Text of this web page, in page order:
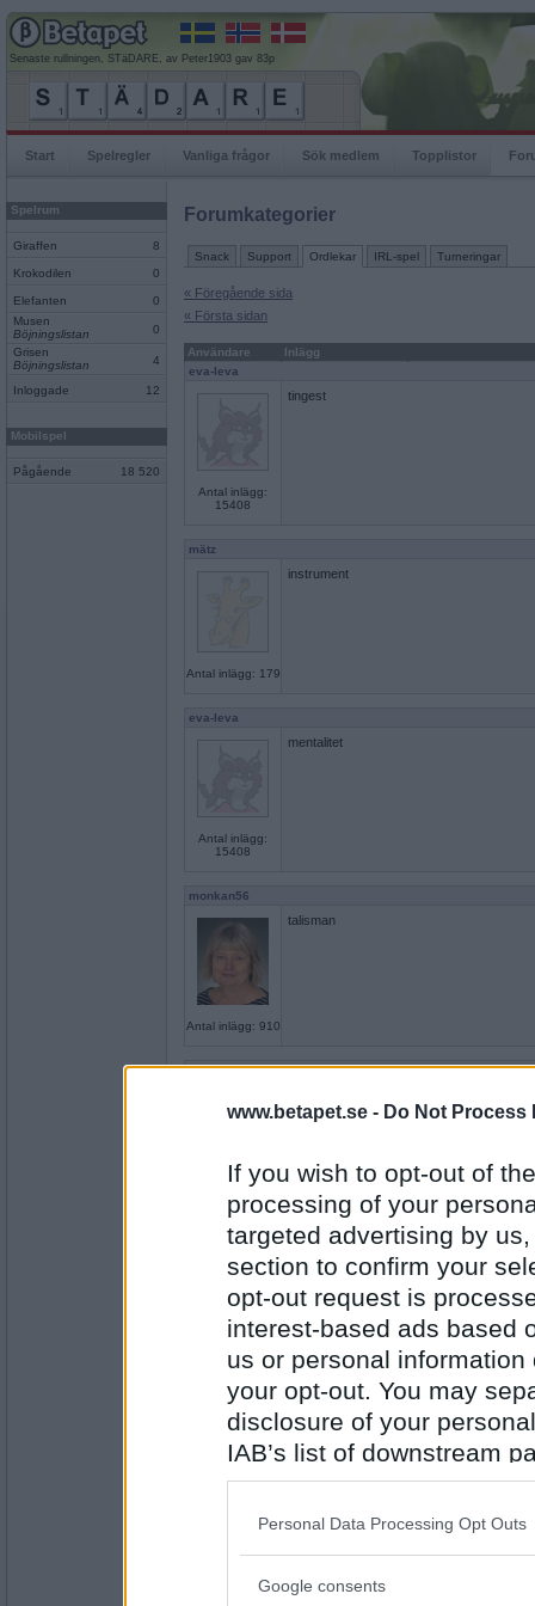
www.betapet.se - Do Not Process
If you wish to opt-out of
processing of your
targeted advertising by
section to confirm your
opt-out request is
interest-based ads based
us or personal
your opt-out. You may
disclosure of your
IAB’s list of downstream
also be disclosed by us
Downstream Participants
Please note that this
Personal Data Processing Opt Outs
Google consents
Senaste rullningen, STäDARE, av Peter1903 gav 83p
Start Spelregler Vanliga frågor Sök medlem Topplistor
Spelrum
Giraffen 8
Krokodilen 0
Elefanten
0
Musen
Böjningslistan
0
Grisen
Böjningslistan
4
Inloggade 12
Mobilspel
Pågående 18 520
Forumkategorier
Snack Support Ordlekar IRL-spel Turneringar
« Föregående sida
« Första sidan
Användare
Inlägg
eva-leva
Antal inlägg:
15408
tingest
mätz
Antal inlägg: 179
instrument
eva-leva
Antal inlägg:
15408
mentalitet
monkan56
Antal inlägg: 910
talisman
eva-leva
Antal inlägg:
15408
Antal inlägg: 170
venia
- Ej medlem längre